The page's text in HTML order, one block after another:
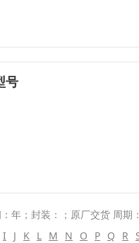
号
年；封装：；原厂交货 周期
I J K L M N O P Q R